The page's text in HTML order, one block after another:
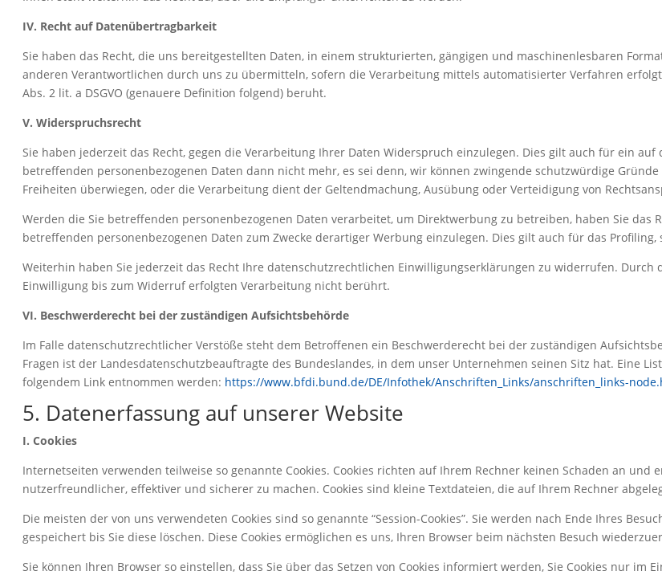
IV. Recht auf Datenübertragbarkeit
Sie haben das Recht, die uns bereitgestellten Daten, in einem strukturierten, gängigen und maschinenlesbaren
anderen Verantwortlichen durch uns zu übermitteln, sofern die Verarbeitung mittels automatisierter Verfahren
Abs. 2 lit. a DSGVO (genauere Definition folgend) beruht.
V. Widerspruchsrecht
Sie haben jederzeit das Recht, gegen die Verarbeitung Ihrer Daten Widerspruch einzulegen. Dies gilt auch für ein
betreffenden personenbezogenen Daten dann nicht mehr, es sei denn, wir können zwingende schutzwürdige
Freiheiten überwiegen, oder die Verarbeitung dient der Geltendmachung, Ausübung oder Verteidigung von
Werden die Sie betreffenden personenbezogenen Daten verarbeitet, um Direktwerbung zu betreiben, haben Sie das
betreffenden personenbezogenen Daten zum Zwecke derartiger Werbung einzulegen. Dies gilt auch für das
Weiterhin haben Sie jederzeit das Recht Ihre datenschutzrechtlichen Einwilligungserklärungen zu widerrufen.
Einwilligung bis zum Widerruf erfolgten Verarbeitung nicht berührt.
VI. Beschwerderecht bei der zuständigen Aufsichtsbehörde
Im Falle datenschutzrechtlicher Verstöße steht dem Betroffenen ein Beschwerderecht bei der zuständigen
Fragen ist der Landesdatenschutzbeauftragte des Bundeslandes, in dem unser Unternehmen seinen Sitz hat. Eine
folgendem Link entnommen werden: https://www.bfdi.bund.de/DE/Infothek/Anschriften_Links/anschriften_links-
5. Datenerfassung auf unserer Website
I. Cookies
Internetseiten verwenden teilweise so genannte Cookies. Cookies richten auf Ihrem Rechner keinen Schaden an und
nutzerfreundlicher, effektiver und sicherer zu machen. Cookies sind kleine Textdateien, die auf Ihrem Rechner
Die meisten der von uns verwendeten Cookies sind so genannte “Session-Cookies”. Sie werden nach Ende Ihres
gespeichert bis Sie diese löschen. Diese Cookies ermöglichen es uns, Ihren Browser beim nächsten Besuch
Sie können Ihren Browser so einstellen, dass Sie über das Setzen von Cookies informiert werden, Sie Cookies nur im